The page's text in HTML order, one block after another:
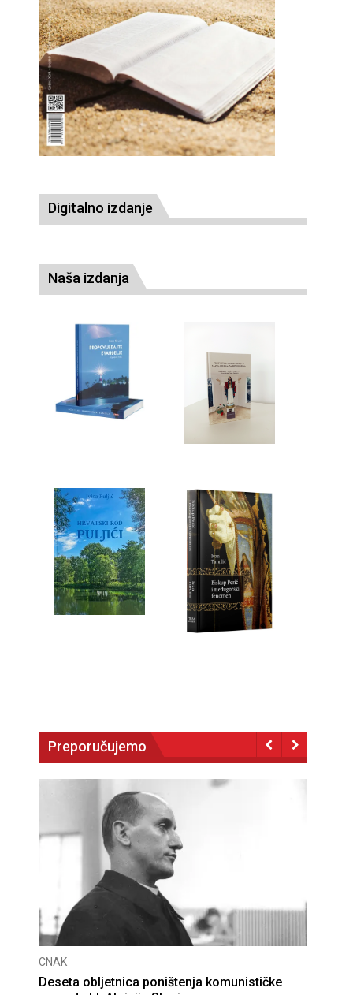
Digitalno izdanje
Naša izdanja
Preporučujemo
CNAK
Deseta obljetnica poništenja komunističke